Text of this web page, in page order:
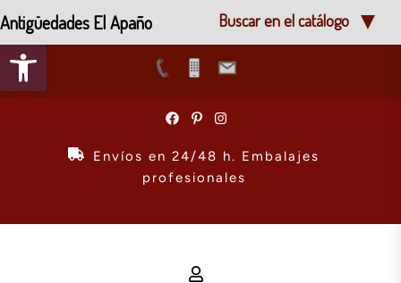
Abrir barra de herramientas
Envíos en 24/48 h. Embalajes
profesionales
Antigüedades El Apaño Buscar en el catálogo